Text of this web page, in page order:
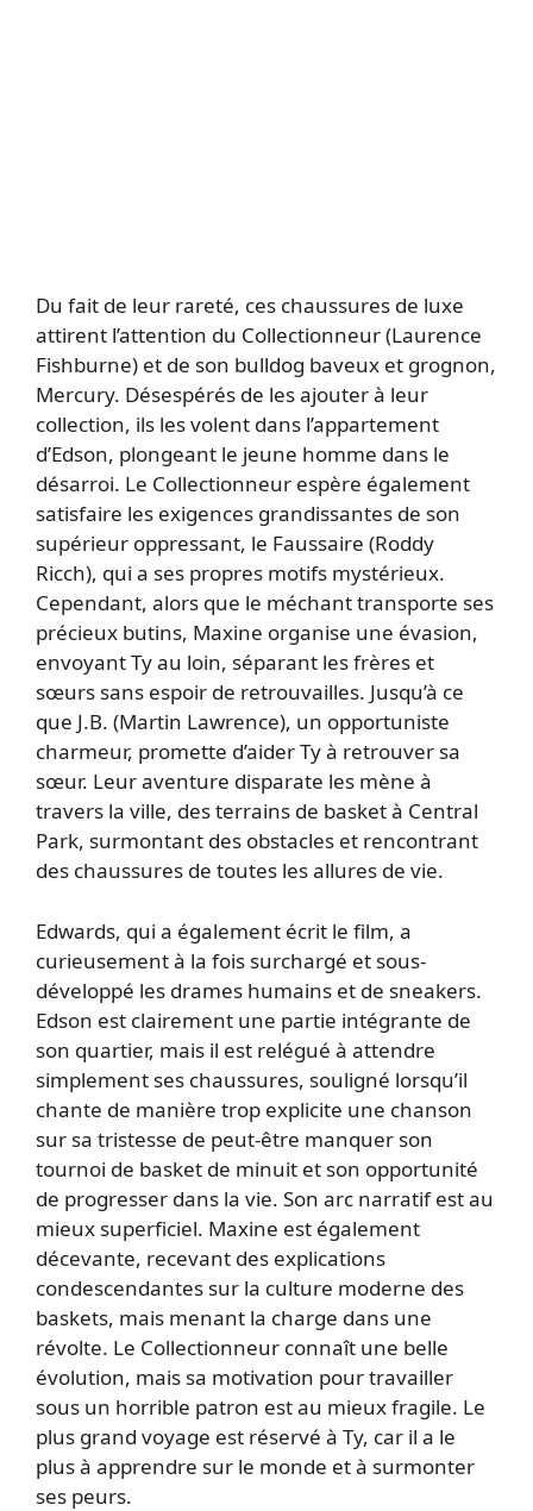
Du fait de leur rareté, ces chaussures de luxe
attirent l’attention du Collectionneur (Laurence
Fishburne) et de son bulldog baveux et grognon,
Mercury. Désespérés de les ajouter à leur
collection, ils les volent dans l’appartement
d’Edson, plongeant le jeune homme dans le
désarroi. Le Collectionneur espère également
satisfaire les exigences grandissantes de son
supérieur oppressant, le Faussaire (Roddy
Ricch), qui a ses propres motifs mystérieux.
Cependant, alors que le méchant transporte ses
précieux butins, Maxine organise une évasion,
envoyant Ty au loin, séparant les frères et
sœurs sans espoir de retrouvailles. Jusqu’à ce
que J.B. (Martin Lawrence), un opportuniste
charmeur, promette d’aider Ty à retrouver sa
sœur. Leur aventure disparate les mène à
travers la ville, des terrains de basket à Central
Park, surmontant des obstacles et rencontrant
des chaussures de toutes les allures de vie.
Edwards, qui a également écrit le film, a
curieusement à la fois surchargé et sous-
développé les drames humains et de sneakers.
Edson est clairement une partie intégrante de
son quartier, mais il est relégué à attendre
simplement ses chaussures, souligné lorsqu’il
chante de manière trop explicite une chanson
sur sa tristesse de peut-être manquer son
tournoi de basket de minuit et son opportunité
de progresser dans la vie. Son arc narratif est au
mieux superficiel. Maxine est également
décevante, recevant des explications
condescendantes sur la culture moderne des
baskets, mais menant la charge dans une
révolte. Le Collectionneur connaît une belle
évolution, mais sa motivation pour travailler
sous un horrible patron est au mieux fragile. Le
plus grand voyage est réservé à Ty, car il a le
plus à apprendre sur le monde et à surmonter
ses peurs.